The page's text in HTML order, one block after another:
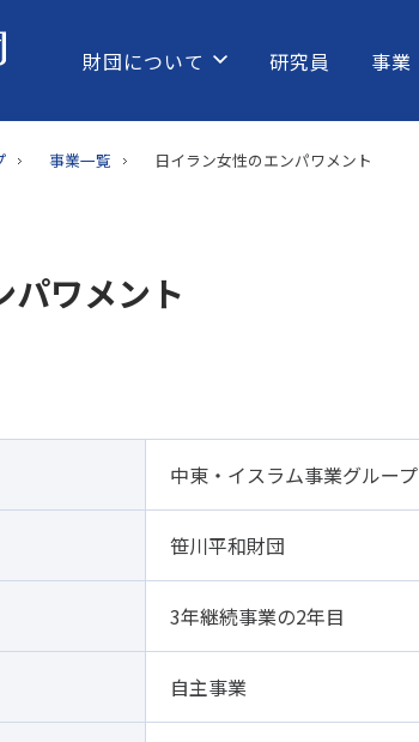
財団について 研究員 事業
事業一覧 日イラン女性のエンパワメント
パワメント
中東・イスラム事業グループ
笹川平和財団
3年継続事業の2年目
自主事業